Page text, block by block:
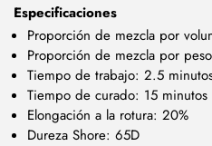
Especificaciones
Proporción de mezcla por
Proporción de mezcla por
Tiempo de trabajo: 2.5
Tiempo de curado: 15 minutos
Elongación a la rotura: 20%
Dureza Shore: 65D